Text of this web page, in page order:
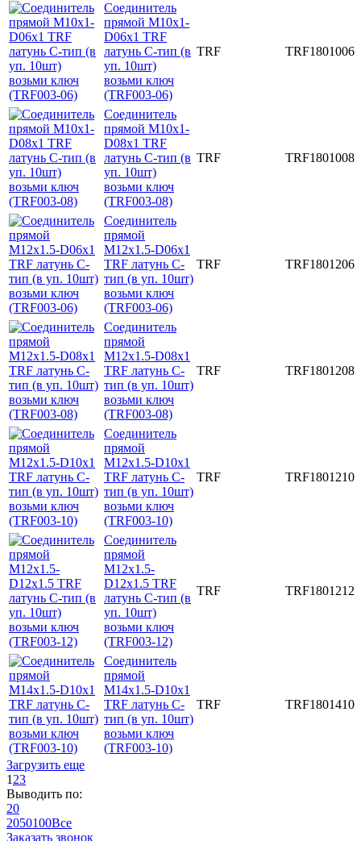
Соединитель
прямой M10x1-
D06x1 TRF
латунь C-тип (в
уп. 10шт)
возьми ключ
(TRF003-06)
TRF TRF1801006
Соединитель
прямой M10x1-
D08x1 TRF
латунь C-тип (в
уп. 10шт)
возьми ключ
(TRF003-08)
TRF TRF1801008
Соединитель
прямой
M12x1.5-D06x1
TRF латунь C-
тип (в уп. 10шт)
возьми ключ
(TRF003-06)
TRF TRF1801206
Соединитель
прямой
M12x1.5-D08x1
TRF латунь C-
тип (в уп. 10шт)
возьми ключ
(TRF003-08)
TRF TRF1801208
Соединитель
прямой
M12x1.5-D10x1
TRF латунь C-
тип (в уп. 10шт)
возьми ключ
(TRF003-10)
TRF TRF1801210
Соединитель
прямой
M12x1.5-
D12x1.5 TRF
латунь C-тип (в
уп. 10шт)
возьми ключ
(TRF003-12)
TRF TRF1801212
Соединитель
прямой
M14x1.5-D10x1
TRF латунь C-
тип (в уп. 10шт)
возьми ключ
(TRF003-10)
TRF TRF1801410
Загрузить еще
1 23
Выводить по:
20
2050100Все
Заказать звонок